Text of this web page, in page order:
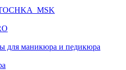
для маникюра и педикюра